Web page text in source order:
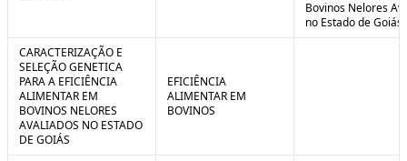
t
u
o
Bovinos Nelores
no Estado de
CARACTERIZAÇÃO E
SELEÇÃO GENETICA
PARA A EFICIÊNCIA
ALIMENTAR EM
BOVINOS NELORES
AVALIADOS NO ESTADO
DE GOIÁS
EFICIÊNCIA
ALIMENTAR EM
BOVINOS